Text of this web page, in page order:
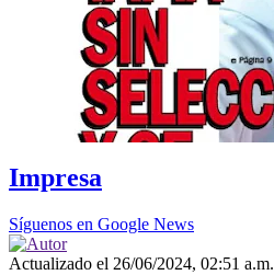
Impresa
Síguenos en Google News
Actualizado el 26/06/2024, 02:51 a.m.